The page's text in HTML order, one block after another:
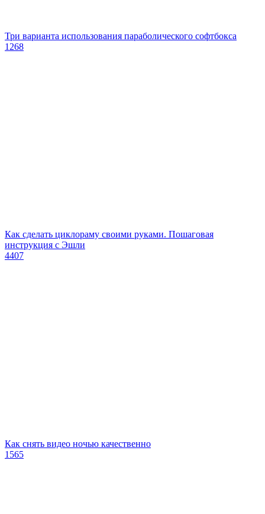
Три варианта использования параболического софтбокса
1268
Как сделать циклораму своими руками. Пошаговая
инструкция с Эшли
4407
Как снять видео ночью качественно
1565